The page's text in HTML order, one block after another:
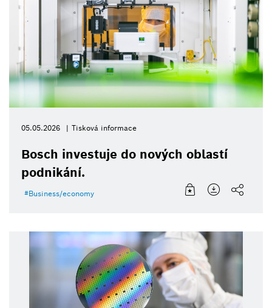
05.05.2026 Tisková informace
Bosch investuje do nových oblastí
podnikání.
Business/economy